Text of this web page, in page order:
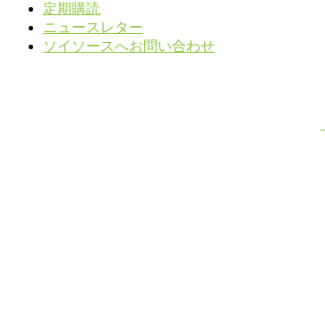
定期購読
ニュースレター
ソイソースへお問い合わせ